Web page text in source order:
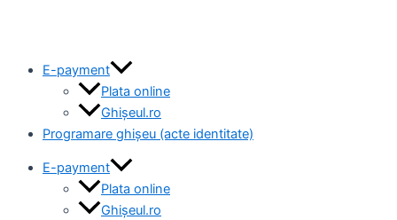
E-payment
Plata online
Ghișeul.ro
Programare ghișeu (acte identitate)
E-payment
Plata online
Ghișeul.ro